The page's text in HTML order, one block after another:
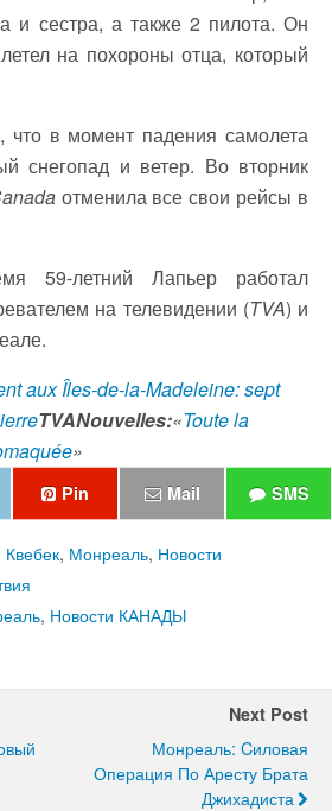
и сестра, а также 2 пилота. Он
на похороны отца, который
в момент падения самолета
снегопад и ветер. Во вторник
отменила все свои рейсы в
59-летний Лапьер работал
на телевидении (TVA) и
aux Îles-de-la-Madeleine: sept
TVANouvelles:«Toute la
»
Pin Mail SMS
Квебек, Монреаль, Новости
, Новости КАНАДЫ
Next Post
Монреаль: Cиловая
Операция По Аресту Брата
Джихадиста